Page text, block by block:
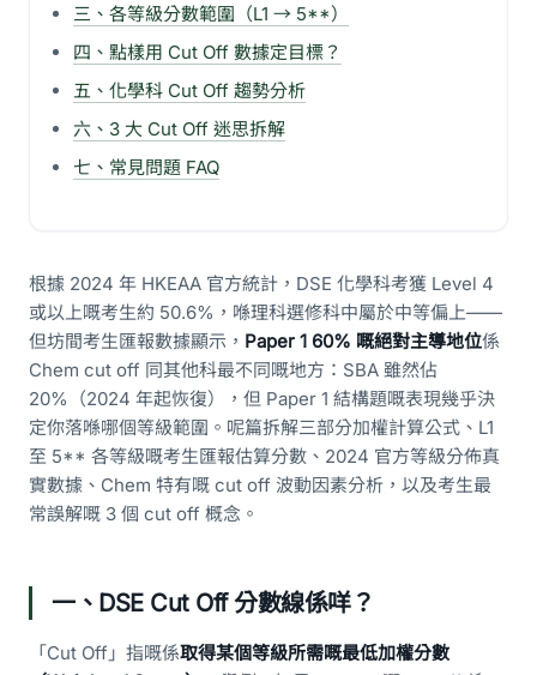
三、各等級分數範圍（L1 → 5**）
四、點樣用 Cut Off 數據定目標？
五、化學科 Cut Off 趨勢分析
六、3 大 Cut Off 迷思拆解
七、常見問題 FAQ
根據 2024 年 HKEAA 官方統計，DSE 化學科考獲 Level 4
或以上嘅考生約 50.6%，喺理科選修科中屬於中等偏上——
但坊間考生匯報數據顯示， Paper 1 60% 嘅絕對主導地位係
Chem cut off 同其他科最不同嘅地方：SBA 雖然佔
20%（2024 年起恢復），但 Paper 1 結構題嘅表現幾乎決
定你落喺哪個等級範圍。呢篇拆解三部分加權計算公式、L1
至 5** 各等級嘅考生匯報估算分數、2024 官方等級分佈真
實數據、Chem 特有嘅 cut off 波動因素分析，以及考生最
常誤解嘅 3 個 cut off 概念。
一、DSE Cut Off 分數線係咩？
「Cut Off」指嘅係取得某個等級所需嘅最低加權分數